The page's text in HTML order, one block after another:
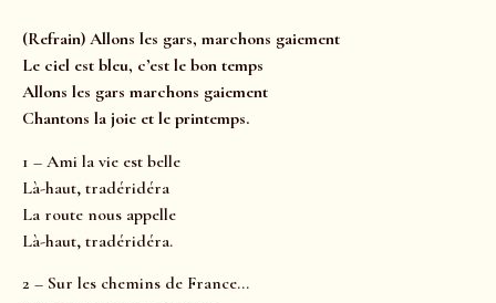
(Refrain) Allons les gars, marchons gaiement
Le ciel est bleu, c’est le bon temps
Allons les gars marchons gaiement
Chantons la joie et le printemps.
1 – Ami la vie est belle
Là-haut, tradéridéra
La route nous appelle
Là-haut, tradéridéra.
2 – Sur les chemins de France…